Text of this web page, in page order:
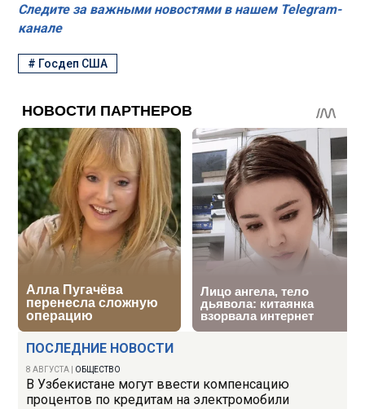
ПОСЛЕДНИЕ НОВОСТИ
8 АВГУСТА ОБЩЕСТВО
В Узбекистане могут ввести компенсацию
процентов по кредитам на электромобили
Следите за важными новостями в нашем Telegram-
канале
# Госдеп США